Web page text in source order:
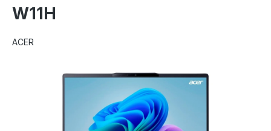
W11H
ACER
Bildergalerie überspringen